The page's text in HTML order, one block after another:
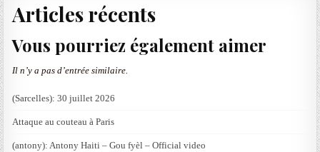
Articles récents
Vous pourriez également aimer
Il n’y a pas d’entrée similaire.
(Sarcelles): 30 juillet 2026
Attaque au couteau à Paris
(antony): Antony Haiti – Gou fyèl – Official video